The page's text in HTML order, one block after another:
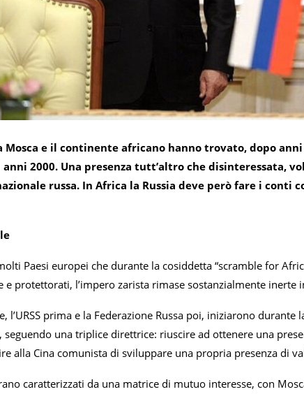
Mosca e il continente africano hanno trovato, dopo
2000. Una presenza tutt’altro che disinteressata,
russa. In Africa la Russia deve però fare i conti
Paesi europei che durante la cosiddetta “scramble for
e protettorati, l’impero zarista rimase sostanzialmente inerte
l’URSS prima e la Federazione Russa poi, iniziarono
seguendo una triplice direttrice: riuscire ad ottenere una
alla Cina comunista di sviluppare una propria presenza di
caratterizzati da una matrice di mutuo interesse, con